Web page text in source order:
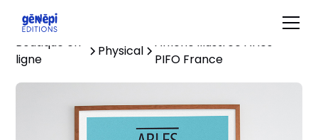
Boutique en
ligne
Physical
Affiche illustrée Arles -
PIFO France